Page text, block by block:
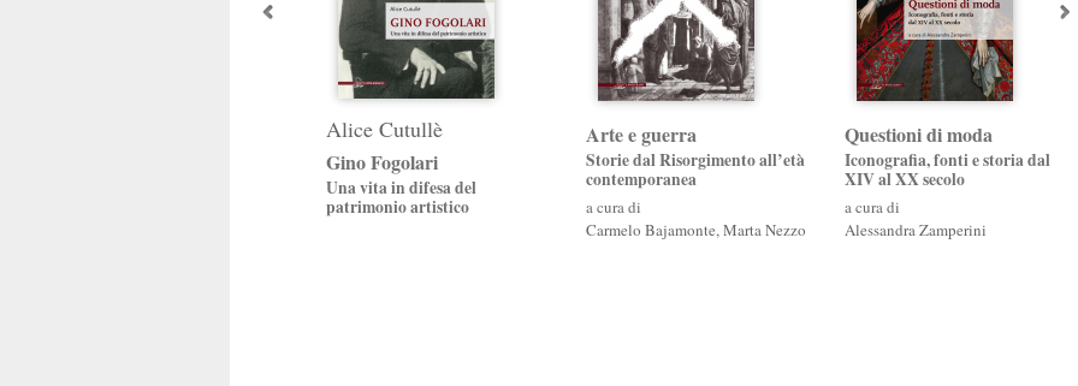
Alice Cutullè
Gino Fogolari
Una vita in difesa del
patrimonio artistico
Arte e guerra
Storie dal Risorgimento all’età
contemporanea
a cura di
Carmelo Bajamonte,Marta Nezzo
Questioni di moda
Iconografia, fonti e storia dal
XIV al XX secolo
a cura di
Alessandra Zamperini